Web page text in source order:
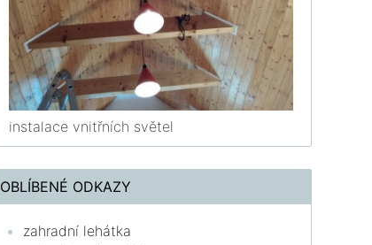
instalace vnitřních světel
OBLÍBENÉ ODKAZY
zahradní lehátka